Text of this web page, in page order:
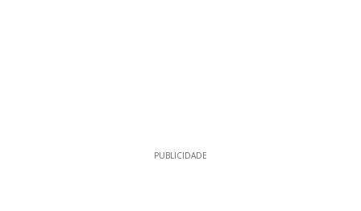
PUBLICIDADE